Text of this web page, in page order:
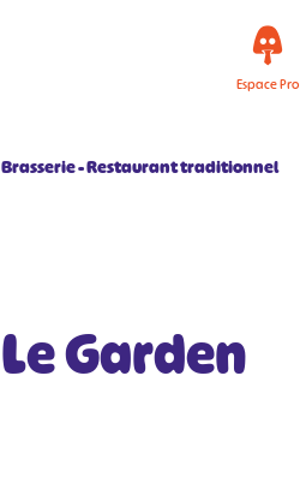
Espace Pro
Brasserie Restaurant traditionnel
Le Garden